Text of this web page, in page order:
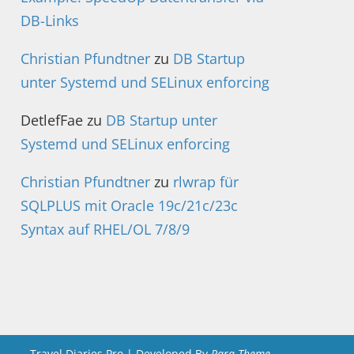
DB-Links
Christian Pfundtner zu DB Startup
unter Systemd und SELinux enforcing
DetlefFae zu DB Startup unter
Systemd und SELinux enforcing
Christian Pfundtner zu rlwrap für
SQLPLUS mit Oracle 19c/21c/23c
Syntax auf RHEL/OL 7/8/9